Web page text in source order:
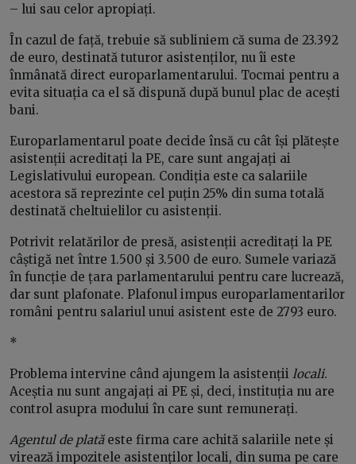
– lui sau celor apropiați.
În cazul de față, trebuie să subliniem că suma de 23.392
de euro, destinată tuturor asistenților, nu îi este
înmânată direct europarlamentarului. Tocmai pentru a
evita situația ca el să dispună după bunul plac de acești
bani.
Europarlamentarul poate decide însă cu cât își plătește
asistenții acreditați la PE, care sunt angajați ai
Legislativului european. Condiția este ca salariile
acestora să reprezinte cel puțin 25% din suma totală
destinată cheltuielilor cu asistenții.
Potrivit relatărilor de presă, asistenții acreditați la PE
câștigă net între 1.500 și 3.500 de euro. Sumele variază
în funcție de țara parlamentarului pentru care lucrează,
dar sunt plafonate. Plafonul impus europarlamentarilor
români pentru salariul unui asistent este de 2793 euro.
*
Problema intervine când ajungem la asistenții locali.
Aceștia nu sunt angajați ai PE și, deci, instituția nu are
control asupra modului în care sunt remunerați.
Agentul de platăeste firma care achită salariile nete și
virează impozitele asistenților locali, din suma pe care